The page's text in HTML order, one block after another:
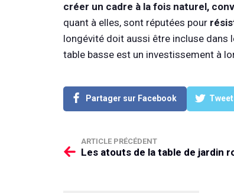
créer un cadre à la fois naturel,
quant à elles, sont réputées pour
longévité doit aussi être incluse dans
table basse est un investissement à
Partager sur Facebook
ARTICLE PRÉCÉDENT
Les atouts de la table de jardin